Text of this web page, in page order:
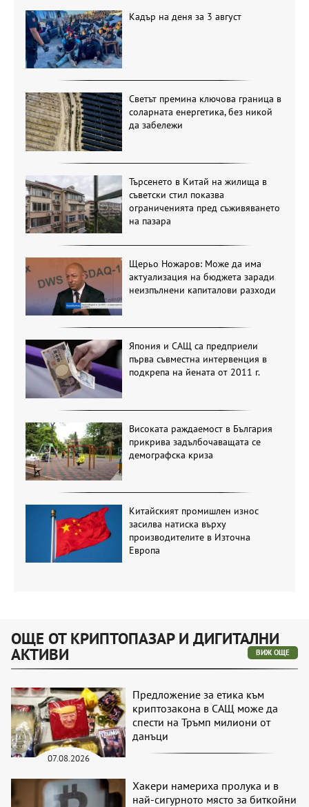
Кадър на деня за 3 август
Светът премина ключова граница в
соларната енергетика, без никой
да забележи
Търсенето в Китай на жилища в
съветски стил показва
ограниченията пред съживяването
на пазара
Щерьо Ножаров: Може да има
актуализация на бюджета заради
неизпълнени капиталови разходи
Япония и САЩ са предприели
първа съвместна интервенция в
подкрепа на йената от 2011 г.
Високата раждаемост в България
прикрива задълбочаващата се
демографска криза
Китайският промишлен износ
засилва натиска върху
производителите в Източна
Европа
ОЩЕ ОТ КРИПТОПАЗАР И ДИГИТАЛНИ
АКТИВИ ВИЖ ОЩЕ
07.08.2026
Предложение за етика към
криптозакона в САЩ може да
спести на Тръмп милиони от
данъци
Хакери намериха пролука и в
най-сигурното място за биткойни